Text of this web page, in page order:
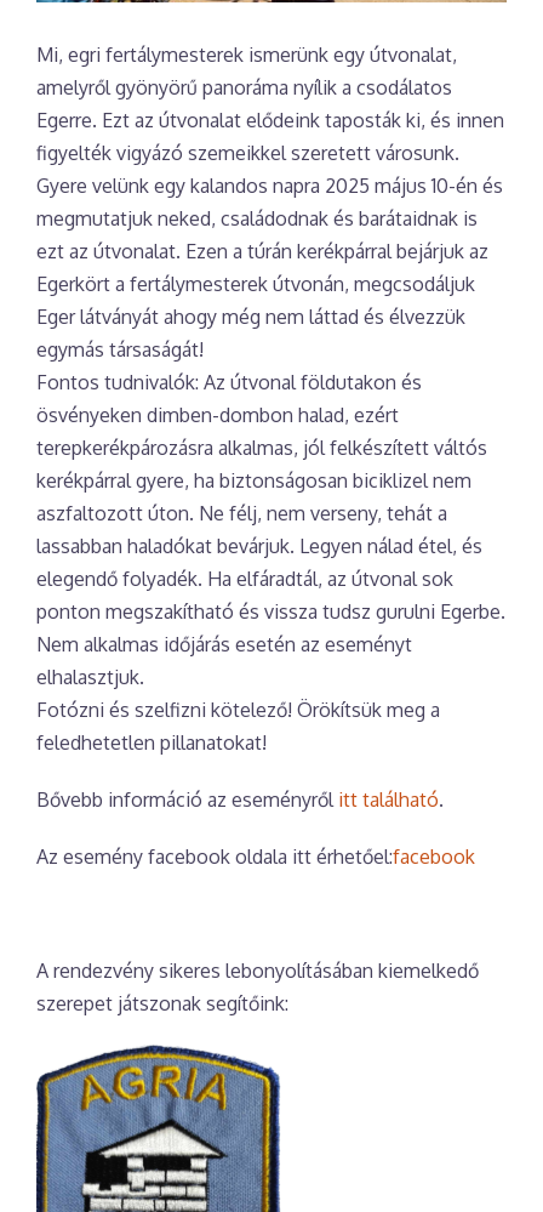
Mi, egri fertálymesterek ismerünk egy útvonalat,
amelyről gyönyörű panoráma nyílik a csodálatos
Egerre. Ezt az útvonalat elődeink taposták ki, és innen
figyelték vigyázó szemeikkel szeretett városunk.
Gyere velünk egy kalandos napra 2025 május 10-én és
megmutatjuk neked, családodnak és barátaidnak is
ezt az útvonalat. Ezen a túrán kerékpárral bejárjuk az
Egerkört a fertálymesterek útvonán, megcsodáljuk
Eger látványát ahogy még nem láttad és élvezzük
egymás társaságát!
Fontos tudnivalók: Az útvonal földutakon és
ösvényeken dimben-dombon halad, ezért
terepkerékpározásra alkalmas, jól felkészített váltós
kerékpárral gyere, ha biztonságosan biciklizel nem
aszfaltozott úton. Ne félj, nem verseny, tehát a
lassabban haladókat bevárjuk. Legyen nálad étel, és
elegendő folyadék. Ha elfáradtál, az útvonal sok
ponton megszakítható és vissza tudsz gurulni Egerbe.
Nem alkalmas időjárás esetén az eseményt
elhalasztjuk.
Fotózni és szelfizni kötelező! Örökítsük meg a
feledhetetlen pillanatokat!
Bővebb információ az eseményről itt található.
Az esemény facebook oldala itt érhetőel:facebook
A rendezvény sikeres lebonyolításában kiemelkedő
szerepet játszonak segítőink: